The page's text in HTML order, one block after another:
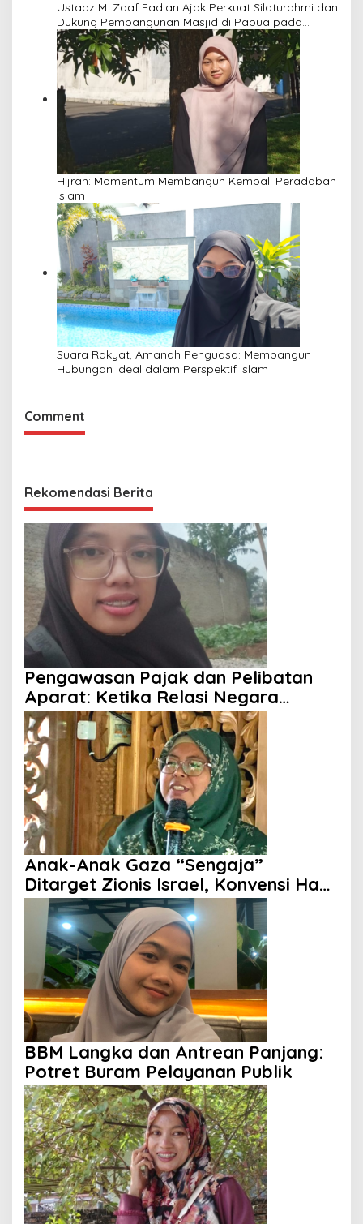
Ustadz M. Zaaf Fadlan Ajak Perkuat Silaturahmi dan
Dukung Pembangunan Masjid di Papua pada
Pengajian Yayasan Alimbas Insan Cita
Hijrah: Momentum Membangun Kembali Peradaban
Islam
Suara Rakyat, Amanah Penguasa: Membangun
Hubungan Ideal dalam Perspektif Islam
Comment
Rekomendasi Berita
Pengawasan Pajak dan Pelibatan
Aparat: Ketika Relasi Negara
dengan Rakyat Dipertanyakan
Anak-Anak Gaza “Sengaja”
Ditarget Zionis Israel, Konvensi Hak
Anak Tak Berdaya
BBM Langka dan Antrean Panjang:
Potret Buram Pelayanan Publik